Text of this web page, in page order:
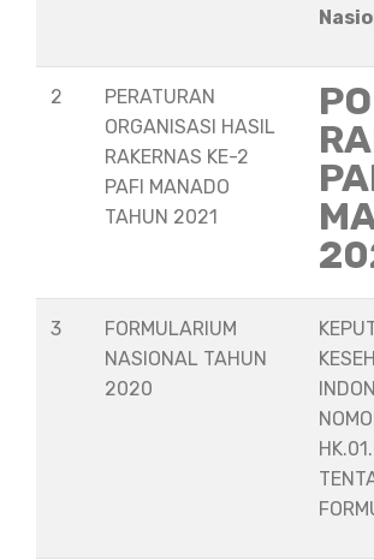
2
PERATURAN
ORGANISASI HASIL
RAKERNAS KE-2
PAFI MANADO
TAHUN 2021
3
FORMULARIUM
NASIONAL TAHUN
2020